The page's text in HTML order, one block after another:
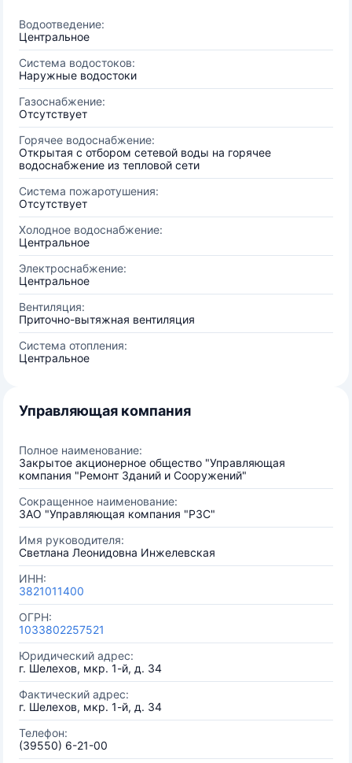
Водоотведение:
Центральное
Система водостоков:
Наружные водостоки
Газоснабжение:
Отсутствует
Горячее водоснабжение:
Открытая с отбором сетевой воды на горячее
водоснабжение из тепловой сети
Система пожаротушения:
Отсутствует
Холодное водоснабжение:
Центральное
Электроснабжение:
Центральное
Вентиляция:
Приточно-вытяжная вентиляция
Система отопления:
Центральное
Управляющая компания
Полное наименование:
Закрытое акционерное общество "Управляющая
компания "Ремонт Зданий и Сооружений"
Сокращенное наименование:
ЗАО "Управляющая компания "РЗС"
Имя руководителя:
Светлана Леонидовна Инжелевская
ИНН:
3821011400
ОГРН:
1033802257521
Юридический адрес:
г. Шелехов, мкр. 1-й, д. 34
Фактический адрес:
г. Шелехов, мкр. 1-й, д. 34
Телефон:
(39550) 6-21-00